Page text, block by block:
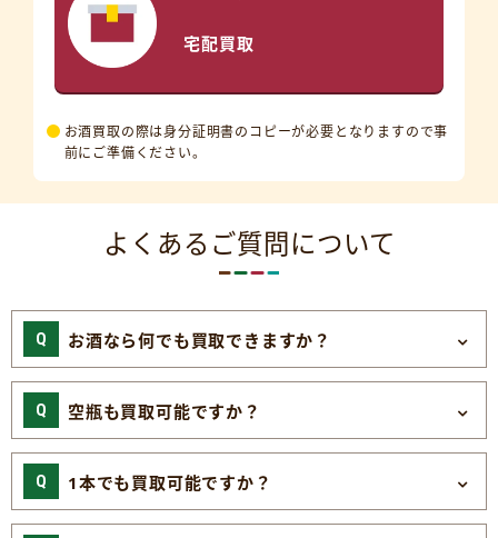
宅配買取
お酒買取の際は身分証明書のコピーが必要となりますので事
前にご準備ください。
よくあるご質問について
お酒なら何でも買取できますか？
空瓶も買取可能ですか？
1本でも買取可能ですか？